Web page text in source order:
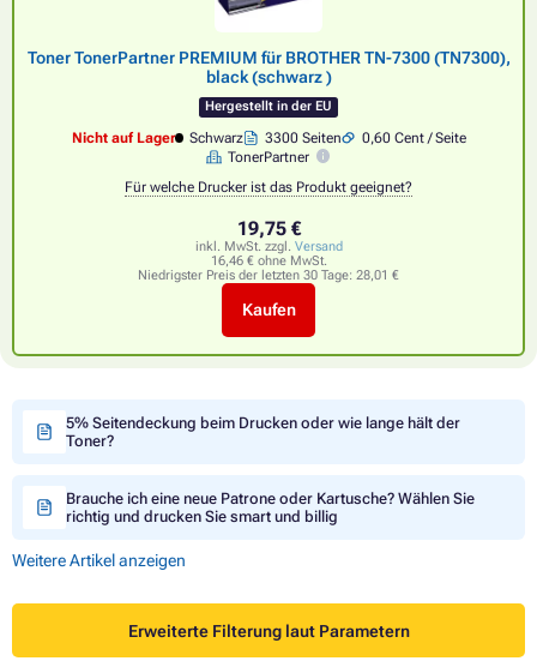
Toner TonerPartner PREMIUM für BROTHER TN-7300 (TN7300),
black (schwarz )
Hergestellt in der EU
Nicht auf Lager Schwarz 3300 Seiten
0,60 Cent / Seite
TonerPartner
Für welche Drucker ist das Produkt geeignet?
19,75 €
inkl. MwSt. zzgl. Versand
16,46 € ohne MwSt.
Niedrigster Preis der letzten 30 Tage: 28,01 €
Kaufen
5% Seitendeckung beim Drucken oder wie lange hält der
Toner?
Brauche ich eine neue Patrone oder Kartusche? Wählen Sie
richtig und drucken Sie smart und billig
Weitere Artikel anzeigen
Erweiterte Filterung laut Parametern